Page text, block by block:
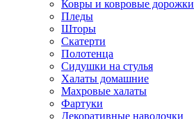
Ковры и ковровые дорожки
Пледы
Шторы
Скатерти
Полотенца
Сидушки на стулья
Халаты домашние
Махровые халаты
Фартуки
Декоративные наволочки